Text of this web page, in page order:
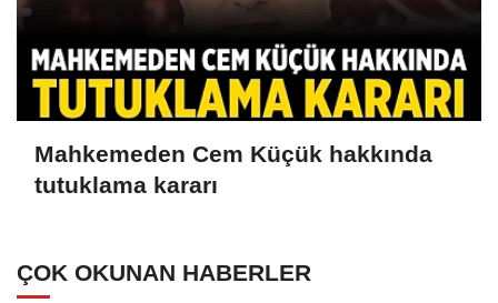
Mahkemeden Cem Küçük hakkında
tutuklama kararı
ÇOK OKUNAN HABERLER